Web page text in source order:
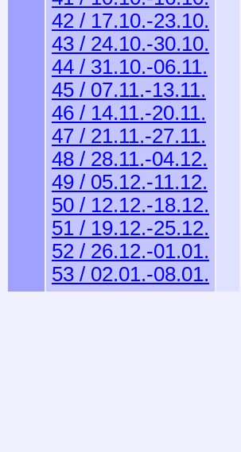
42 / 17.10.-23.10.
43 / 24.10.-30.10.
44 / 31.10.-06.11.
45 / 07.11.-13.11.
46 / 14.11.-20.11.
47 / 21.11.-27.11.
48 / 28.11.-04.12.
49 / 05.12.-11.12.
50 / 12.12.-18.12.
51 / 19.12.-25.12.
52 / 26.12.-01.01.
53 / 02.01.-08.01.